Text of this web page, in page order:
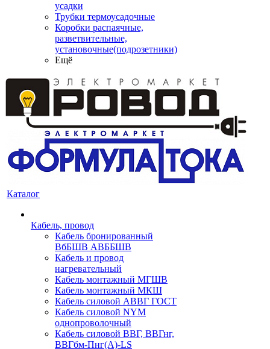
усадки
Трубки термоусадочные
Коробки распаячные,
разветвительные,
установочные(подрозетники)
Ещё
Каталог
Кабель, провод
Кабель бронированный
ВбБШВ АВББШВ
Кабель и провод
нагревательный
Кабель монтажный МГШВ
Кабель монтажный МКШ
Кабель силовой АВВГ ГОСТ
Кабель силовой NYM
однопроволочный
Кабель силовой ВВГ, ВВГнг,
ВВГбм-Пнг(А)-LS